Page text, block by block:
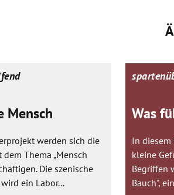
Mensch
werden sich die
Thema „Mensch
Die szenische
ein Labor...
Was
In
kleine
Begriffen
Bauch",